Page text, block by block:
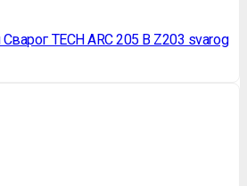
TEСH ARС 205 В Z203 svarog